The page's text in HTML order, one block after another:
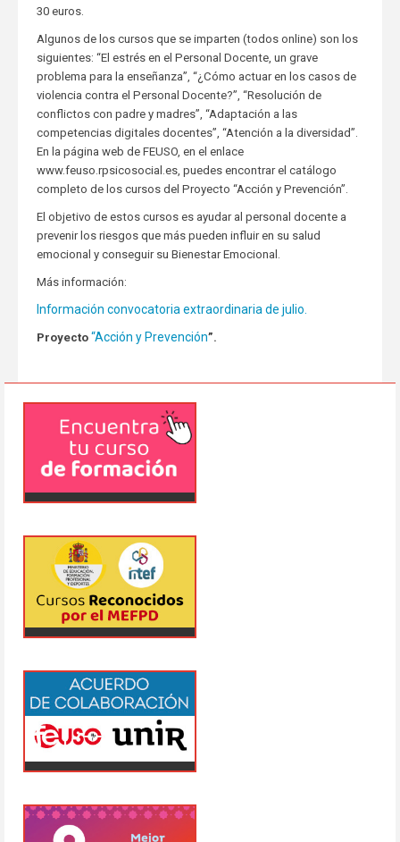
30 euros.
Algunos de los cursos que se imparten (todos online) son los
siguientes: “El estrés en el Personal Docente, un grave
problema para la enseñanza”, “¿Cómo actuar en los casos de
violencia contra el Personal Docente?”, “Resolución de
conflictos con padre y madres”, “Adaptación a las
competencias digitales docentes”, “Atención a la diversidad”.
En la página web de FEUSO, en el enlace
www.feuso.rpsicosocial.es, puedes encontrar el catálogo
completo de los cursos del Proyecto “Acción y Prevención”.
El objetivo de estos cursos es ayudar al personal docente a
prevenir los riesgos que más pueden influir en su salud
emocional y conseguir su Bienestar Emocional.
Más información:
Información convocatoria extraordinaria de julio.
Proyecto “Acción y Prevención”.